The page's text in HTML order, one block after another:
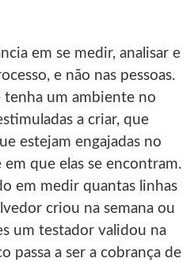
em se medir, analisar e
e não nas pessoas.
um ambiente no
a criar, que
estejam engajadas no
que elas se encontram.
em medir quantas linhas
criou na semana ou
um testador validou na
passa a ser a cobrança de